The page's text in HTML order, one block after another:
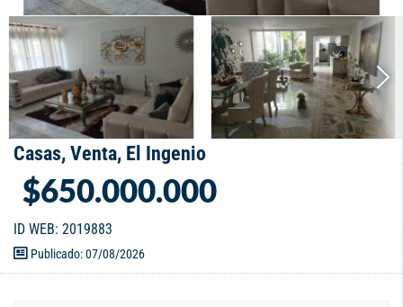
Casas, Venta, El Ingenio
$650.000.000
ID WEB: 2019883
Publicado: 07/08/2026